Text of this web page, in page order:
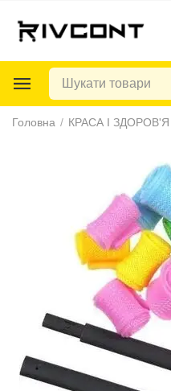
Головна / КРАСА І ЗДОРОВ'Я